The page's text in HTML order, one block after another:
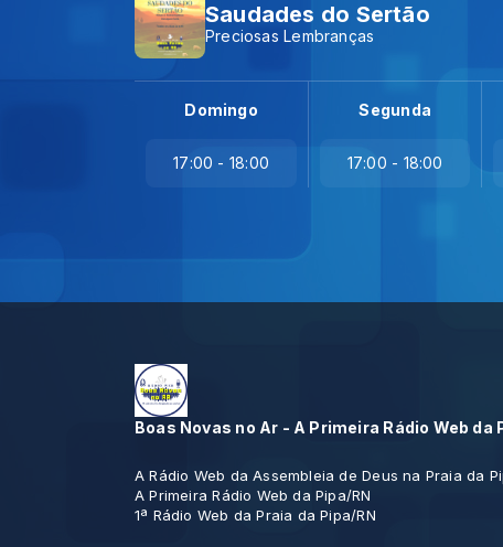
Saudades do Sertão
Preciosas Lembranças
Domingo
17:00 - 18:00
Segunda
17:00 - 18:00
Boas Novas no Ar - A Primeira Rádio Web da
A Rádio Web da Assembleia de Deus na Praia da
A Primeira Rádio Web da Pipa/RN
1ª Rádio Web da Praia da Pipa/RN